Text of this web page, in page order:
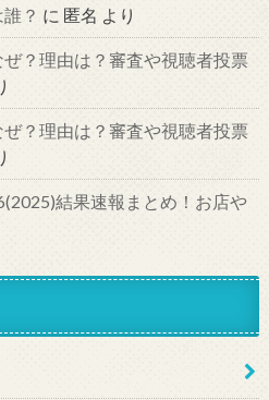
？ に 匿名 より
？理由は？審査や視聴者投票
？理由は？審査や視聴者投票
結果速報まとめ！お店や